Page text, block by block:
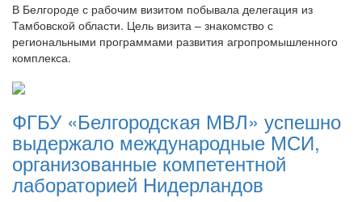
В Белгороде с рабочим визитом побывала делегация из
Тамбовской области. Цель визита – знакомство с
региональными программами развития агропромышленного
комплекса.
ФГБУ «Белгородская МВЛ» успешно
выдержало международные МСИ,
организованные компетентной
лабораторией Нидерландов